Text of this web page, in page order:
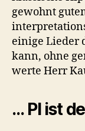
gewohnt
einige Lieder
kann, ohne
werte Herr
… PI ist